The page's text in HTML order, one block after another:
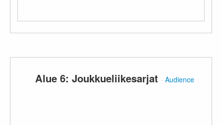
Alue 6: Joukkueliikesarjat ·Audience